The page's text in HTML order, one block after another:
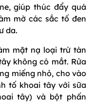
giúp thúc đẩy quá
mờ các sắc tố đen
da.
mặt nạ loại trừ tàn
không có mắt. Rửa
miếng nhỏ, cho vào
tố khoai tây với sữa
tây) và bột phấn